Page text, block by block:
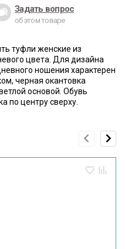
Задать вопрос
об этом товаре
туфли женские из
цвета. Для дизайна
ношения характерен
черная окантовка
основой. Обувь
по центру сверху.